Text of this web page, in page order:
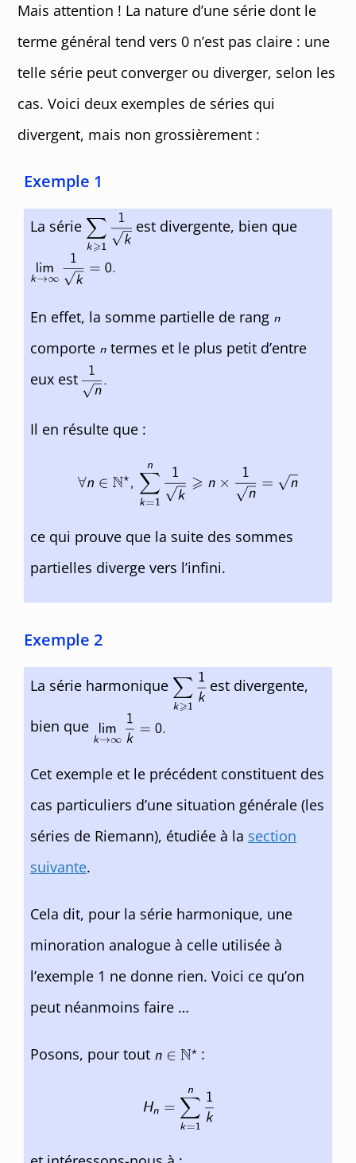
Mais attention ! La nature d’une série dont le
terme général tend vers 0 n’est pas claire : une
telle série peut converger ou diverger, selon les
cas. Voici deux exemples de séries qui
divergent, mais non grossièrement :
Exemple 1
La série est divergente, bien que
En effet, la somme partielle de rang
comporte
termes et le plus petit d’entre
eux est
Il en résulte que :
ce qui prouve que la suite des sommes
partielles diverge vers l’infini.
Exemple 2
La série harmonique est divergente,
bien que
Cet exemple et le précédent constituent des
cas particuliers d’une situation générale (les
séries de Riemann), étudiée à la section
suivante.
Cela dit, pour la série harmonique, une
minoration analogue à celle utilisée à
l’exemple 1 ne donne rien. Voici ce qu’on
peut néanmoins faire …
Posons, pour tout :